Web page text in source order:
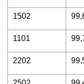
1502
1101
2202